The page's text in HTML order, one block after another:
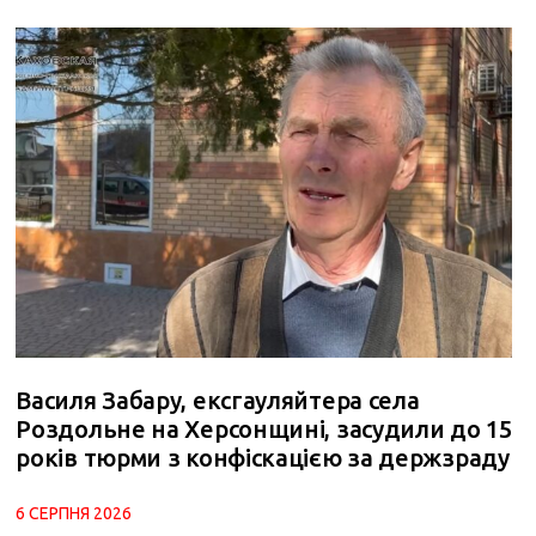
Василя Забару, ексгауляйтера села
Роздольне на Херсонщині, засудили до 15
років тюрми з конфіскацією за держзраду
6 СЕРПНЯ 2026